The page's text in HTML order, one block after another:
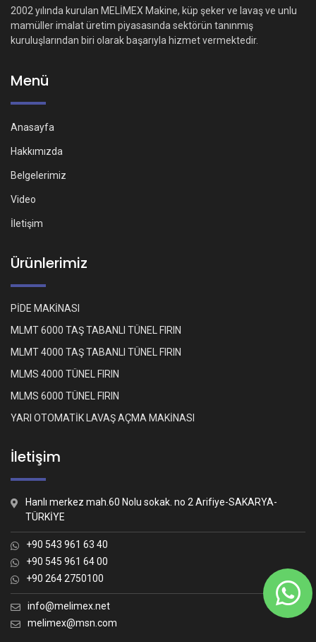
2002 yılında kurulan MELİMEX Makine, küp şeker ve lavaş ve unlu
mamüller imalat üretim piyasasında sektörün tanınmış
kuruluşlarından biri olarak başarıyla hizmet vermektedir.
Menü
Anasayfa
Hakkımızda
Belgelerimiz
Video
İletişim
Ürünlerimiz
PİDE MAKİNASI
MLMT 6000 TAŞ TABANLI TÜNEL FIRIN
MLMT 4000 TAŞ TABANLI TÜNEL FIRIN
MLMS 4000 TÜNEL FIRIN
MLMS 6000 TÜNEL FIRIN
YARI OTOMATİK LAVAŞ AÇMA MAKİNASI
İletişim
Hanlı merkez mah.60 Nolu sokak. no 2 Arifiye-SAKARYA-
TÜRKİYE
+90 543 961 63 40
+90 545 961 64 00
+90 264 2750100
info@melimex.net
melimex@msn.com
Nasıl yardımcı olabiliriz?